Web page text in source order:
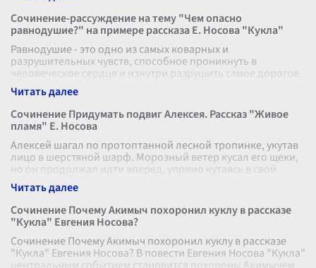
Сочинение-рассуждение на тему "Чем опасно
равнодушие?" на примере рассказа Е. Носова "Кукла"
Равнодушие - это одно из самых коварных и
разрушительных чувств, способное проникнуть в
человеческое сердце и изнутри разрушить самое дорогое,
чему человек способен посвятить свою
Сочинение Придумать подвиг Алексея. Рассказ "Живое
пламя" Е. Носова
Алексей шагал по протоптанной лесной тропинке, укутав
лицо в шерстяной шарф. Морозный ветер кусал его щеки,
но он продолжал идти вперед, упрямо кутаясь в свой
старый плащ. Его цель
Сочинение Почему Акимыч похоронил куклу в рассказе
"Кукла" Евгения Носова?
Сочинение Почему Акимыч похоронил куклу в рассказе
"Кукла" Евгения Носова? В повести Евгения Носова "Кукла"